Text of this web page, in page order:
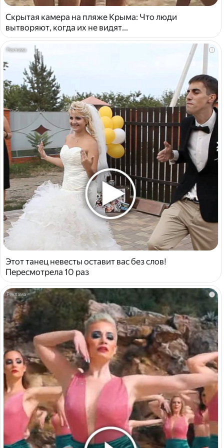
Скрытая камера на пляже Крыма: Что люди
вытворяют, когда их не видят...
i
Этот танец невесты оставит вас без слов!
Пересмотрела 10 раз
i